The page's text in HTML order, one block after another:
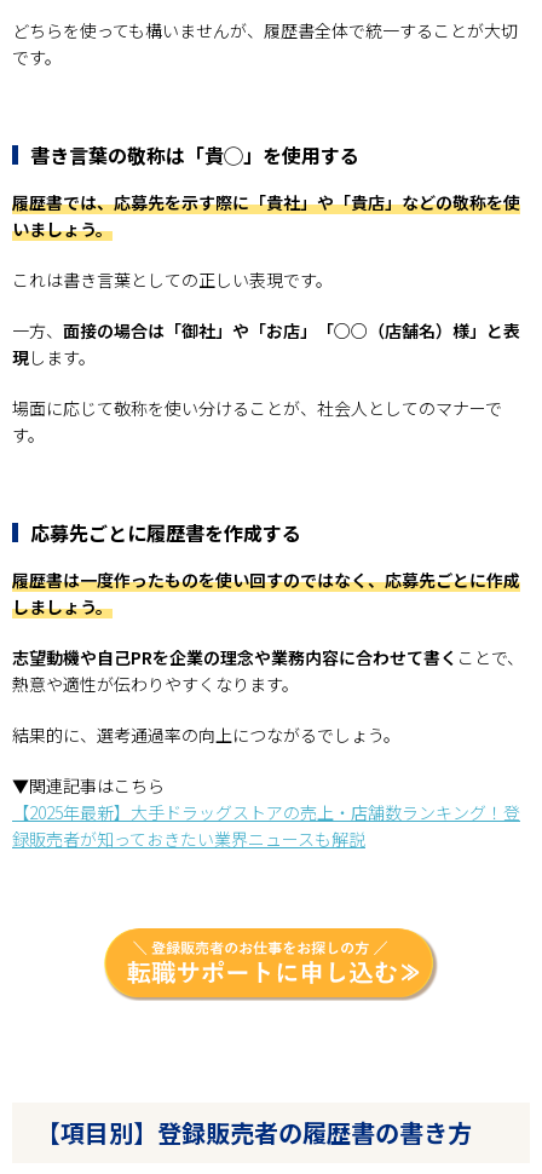
どちらを使っても構いませんが、履歴書全体で統一することが大切
です。
書き言葉の敬称は「貴◯」を使用する
履歴書では、応募先を示す際に「貴社」や「貴店」などの敬称を使
いましょう。
これは書き言葉としての正しい表現です。
一方、 面接の場合は「御社」や「お店」「○○（店舗名）様」と表
現します。
場面に応じて敬称を使い分けることが、社会人としてのマナーで
す。
応募先ごとに履歴書を作成する
履歴書は一度作ったものを使い回すのではなく、応募先ごとに作成
しましょう。
志望動機や自己PRを企業の理念や業務内容に合わせて書く ことで、
熱意や適性が伝わりやすくなります。
結果的に、選考通過率の向上につながるでしょう。
▼関連記事はこちら
【2025年最新】大手ドラッグストアの売上・店舗数ランキング！登
録販売者が知っておきたい業界ニュースも解説
【項目別】登録販売者の履歴書の書き方